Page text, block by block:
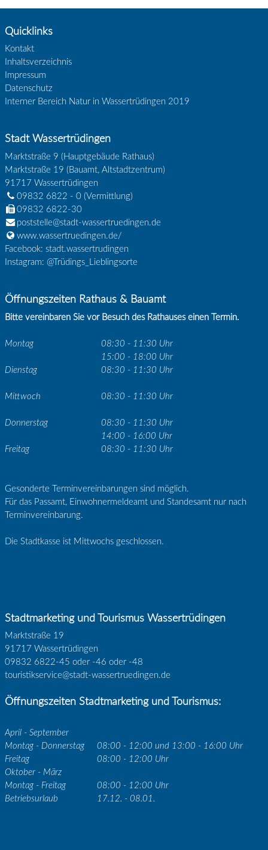
Quicklinks
Kontakt
Inhaltsverzeichnis
Impressum
Datenschutz
Interner Bereich Natur in Wassertrüdingen 2019
Stadt Wassertrüdingen
Marktstraße 9 (Hauptgebäude Rathaus)
Marktstraße 19 (Bauamt, Altstadtzentrum)
91717 Wassertrüdingen
09832 6822 - 0(Vermittlung)
09832 6822-30
poststelle@stadt-wassertruedingen.de
www.wassertruedingen.de/
Facebook: stadt.wassertrudingen
Instagram: @Trüdings_Lieblingsorte
Öffnungszeiten Rathaus & Bauamt
Bitte vereinbaren Sie vor Besuch des Rathauses einen Termin.
Montag
08:30 - 11:30 Uhr
15:00 - 18:00 Uhr
Dienstag
08:30 - 11:30 Uhr
Mittwoch 08:30 - 11:30 Uhr
Donnerstag
08:30 - 11:30 Uhr
14:00 - 16:00 Uhr
Freitag
08:30 - 11:30 Uhr
Gesonderte Terminvereinbarungen sind möglich.
Für das Passamt, Einwohnermeldeamt und Standesamt nur nach
Terminvereinbarung.
Die Stadtkasse ist Mittwochs geschlossen.
Stadtmarketing und Tourismus Wassertrüdingen
Marktstraße 19
91717 Wassertrüdingen
09832 6822-45 oder -46 oder -48
touristikservice@stadt-wassertruedingen.de
Öffnungszeiten Stadtmarketing und Tourismus:
April - September
Montag - Donnerstag
08:00 - 12:00 und 13:00 - 16:00 Uhr
Freitag
08:00 - 12:00 Uhr
Oktober - März
Montag - Freitag
08:00 - 12:00 Uhr
Betriebsurlaub
17.12. - 08.01.